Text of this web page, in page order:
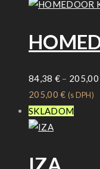
84,38 € –
205,00 € (s DPH)
SKLADOM
IZA